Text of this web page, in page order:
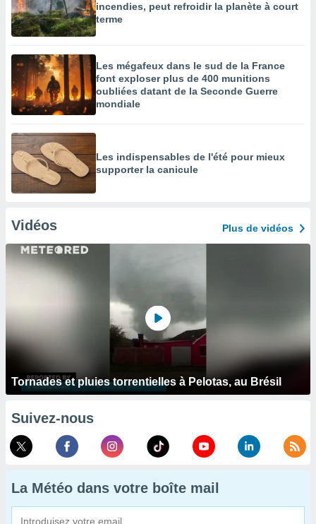
incendies, peut refroidir la planète à court
terme
Les mégafeux dans le sud de la France
font exploser plus de 400 munitions
oubliées datant de la Seconde Guerre
mondiale
Les indispensables de l'été pour mieux
supporter la canicule
Vidéos Plus de vidéos
Tornades et pluies torrentielles à Pelotas, au Brésil
Suivez-nous
La Météo dans votre boîte mail